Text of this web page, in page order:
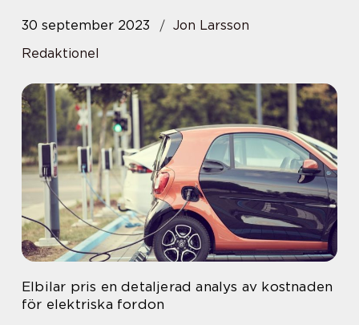
30 september 2023
Jon Larsson
Redaktionel
Elbilar pris en detaljerad analys av kostnaden
för elektriska fordon